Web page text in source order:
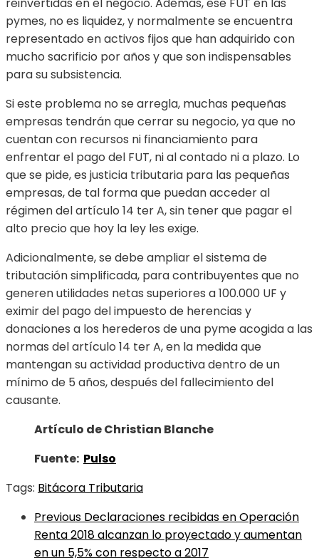
pymes, no es liquidez, y normalmente se encuentra
representado en activos fijos que han adquirido con
mucho sacrificio por años y que son indispensables
para su subsistencia.
Si este problema no se arregla, muchas pequeñas
empresas tendrán que cerrar su negocio, ya que no
cuentan con recursos ni financiamiento para
enfrentar el pago del FUT, ni al contado ni a plazo. Lo
que se pide, es justicia tributaria para las pequeñas
empresas, de tal forma que puedan acceder al
régimen del artículo 14 ter A, sin tener que pagar el
alto precio que hoy la ley les exige.
Adicionalmente, se debe ampliar el sistema de
tributación simplificada, para contribuyentes que no
generen utilidades netas superiores a 100.000 UF y
eximir del pago del impuesto de herencias y
donaciones a los herederos de una pyme acogida a las
normas del artículo 14 ter A, en la medida que
mantengan su actividad productiva dentro de un
mínimo de 5 años, después del fallecimiento del
causante.
Artículo de Christian Blanche
Fuente: Pulso
Tags: Bitácora Tributaria
Previous Declaraciones recibidas en Operación
Renta 2018 alcanzan lo proyectado y aumentan
en un 5,5% con respecto a 2017